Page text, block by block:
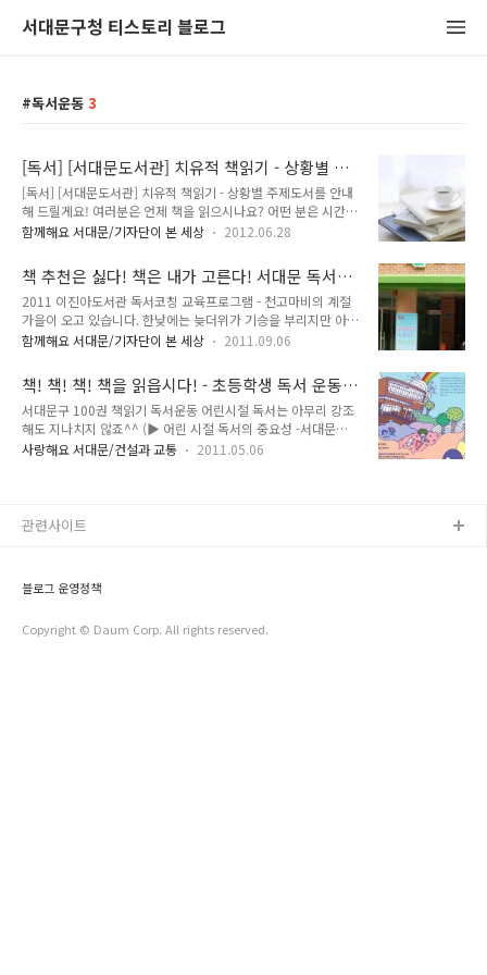
서대문구청 티스토리 블로그
독서운동 3
[독서] [서대문도서관] 치유적 책읽기 - 상황별 주
제도서를 안내해 드릴게요!
[독서] [서대문도서관] 치유적 책읽기 - 상황별 주제도서를 안내
해 드릴게요! 여러분은 언제 책을 읽으시나요? 어떤 분은 시간
여유가 있을 때 그 시간을 활용하기 위해서, 또 어떤 분은 차분하
서 책을 읽습니다. 그리고 아마 많은 분들이 '치유'를 위해서 책
을 읽으실 거라 짐작해 봅니다. 일상을 살아가면서 누군가에 의
해, 또는 무엇에 의해 상처를 받았을 때 그 상처를 치유하기 위한
하나의 방법이 바로 독서가 될 수 있지요. 책의 내용이 나와 같은
상처를 극복한 내용일 때에는 그 속에서 용기를 얻기도 하고, 혹
와 같은 감정을 책 속에서 공유할 수 있다면 그것만으로도 치유
가 되기도 합..
함께해요 서대문/기자단이 본 세상 2012.06.28
책 추천은 싫다! 책은 내가 고른다! 서대문 독서
코칭 프로그램 <엄마는 독서코치, 나는 독서선수,
우리는 독서가족>
2011 이진아도서관 독서코칭 교육프로그램 - 천고마비의 계절
가을이 오고 있습니다. 한낮에는 늦더위가 기승을 부리지만 아침
저녁 선선한 바람과 높은 하늘은 가을이 멀지 않음을 느끼게 합
지만 책 보다는 게임이나 TV를 더 좋아하는 우리 아이들에게 어
떻게 독서 지도를 해야 할까 고민되시죠? 그래서 서대문구에서
는 2011 이진아도서관 독서코칭 교육프로그램 '엄마는 독서코
치, 나는 독서선수, 우리는 독서가족'을 준비했어요. 교육은 남가
좌 새롬 어린이도서관에서 8월 26일부터 12월 9일까지 매주 금
함께해요 서대문/기자단이 본 세상 2011.09.06
책! 책! 책! 책을 읽읍시다! - 초등학생 독서 운동
<100권 책 읽기>
서대문구 100권 책읽기 독서운동 어린시절 독서는 아무리 강조
해도 지나치지 않죠^^ (▶ 어린 시절 독서의 중요성 -서대문
100권 책읽기 사업) 서대문구에서 독서운동을 시작합니다.
운동은 모든 학생들이 가벼운 마음으로 책을 읽기를 바라는 마음
독후활동이 기록된 을 지참하고 도서관을 방문하세요. 4. 독서지
사랑해요 서대문/건설과 교통 2011.05.06
블로그 운영정책
Copyright © Daum Corp. All rights reserved.
관련사이트